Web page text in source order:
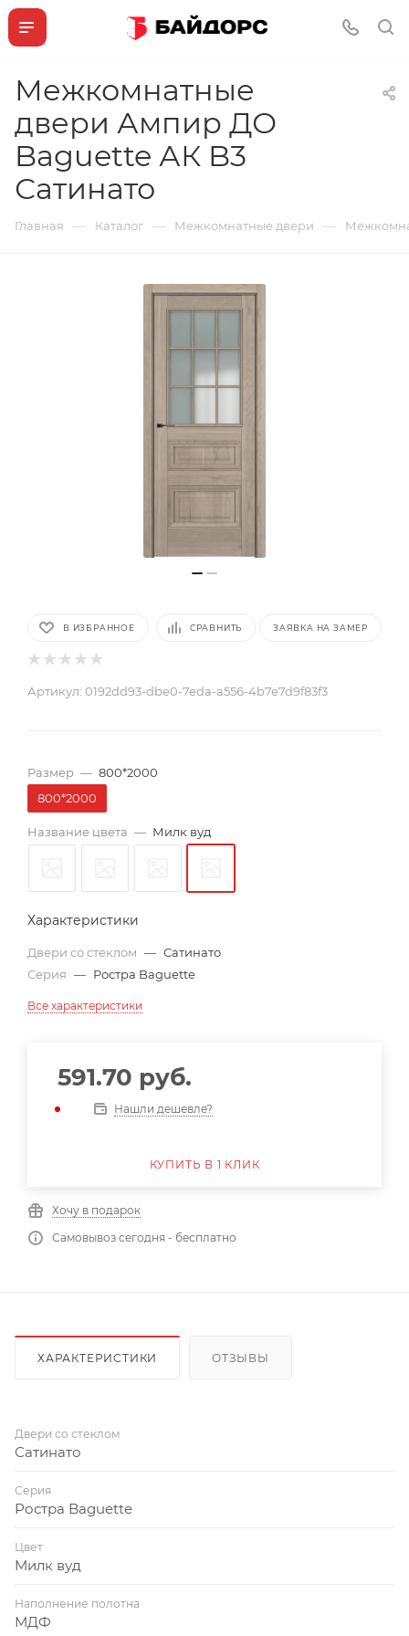
Межкомнатные
двери Ампир ДО
Baguette АК B3
Сатинато
Главная — Каталог — Межкомнатные двери —
В ИЗБРАННОЕ СРАВНИТЬ ЗАЯВКА НА ЗАМЕР
Артикул: 0192dd93-dbe0-7eda-a556-4b7e7d9f83f3
Размер — 800*2000
800*2000
Название цвета — Милк вуд
Характеристики
Двери со стеклом — Сатинато
Серия — Ростра Baguette
Все характеристики
591.70 руб.
Нашли дешевле?
КУПИТЬ В 1 КЛИК
Хочу в подарок
Самовывоз сегодня - бесплатно
ХАРАКТЕРИСТИКИ ОТЗЫВЫ
Двери со стеклом
Сатинато
Серия
Ростра Baguette
Цвет
Милк вуд
Наполнение полотна
МДФ